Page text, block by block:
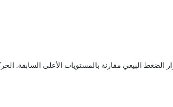
دولار للأونصة بعد استمرار الضغط البيعي مقارنة بالمستويات